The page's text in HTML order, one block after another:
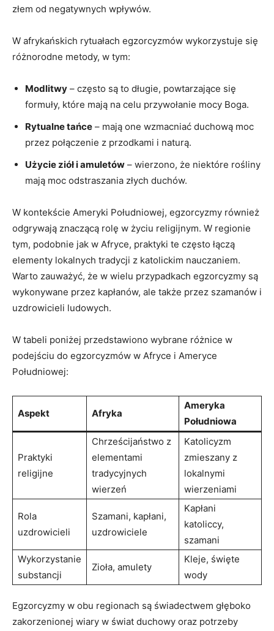
złem od negatywnych wpływów.
W ⁣afrykańskich rytuałach egzorcyzmów wykorzystuje się
różnorodne metody, w tym:
Modlitwy – często są to długie, powtarzające⁣ się
formuły, które mają na celu przywołanie mocy Boga.
Rytualne tańce – mają one wzmacniać duchową moc
przez połączenie z przodkami i naturą.
Użycie ziół i amuletów – wierzono, że niektóre rośliny
mają moc odstraszania złych duchów.
W kontekście Ameryki Południowej, egzorcyzmy ‍również
odgrywają znaczącą rolę w życiu religijnym. W regionie
tym, ⁤podobnie jak w‌ Afryce, praktyki te często łączą
elementy lokalnych tradycji​ z katolickim nauczaniem.
Warto zauważyć, że w wielu przypadkach egzorcyzmy są
wykonywane przez kapłanów, ale także przez szamanów i
uzdrowicieli ludowych.
W tabeli poniżej przedstawiono wybrane różnice w
podejściu do egzorcyzmów w Afryce i ⁢Ameryce
Południowej:
Aspekt Afryka
Ameryka
Południowa
Praktyki
⁣religijne
Chrześcijaństwo z
elementami
tradycyjnych
wierzeń
Katolicyzm
zmieszany z⁢
lokalnymi
wierzeniami
Rola
‌uzdrowicieli
Szamani, kapłani,
uzdrowiciele
Kapłani
⁢katoliccy,
szamani
Wykorzystanie
substancji
Zioła, amulety
Kleje, święte
wody
Egzorcyzmy w obu regionach są świadectwem ​głęboko
zakorzenionej wiary⁢ w świat duchowy oraz potrzeby